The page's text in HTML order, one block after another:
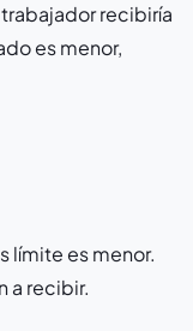
recibiría
es menor,
límite es menor.
a recibir.